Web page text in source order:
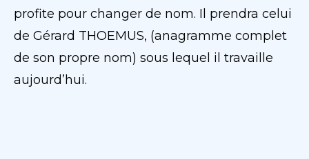
profite pour changer de nom. Il prendra celui
de Gérard THOEMUS, (anagramme complet
de son propre nom) sous lequel il travaille
aujourd’hui.